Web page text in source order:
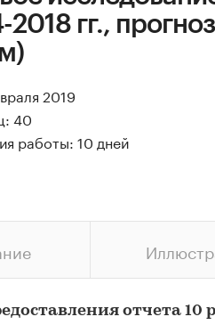
гг.,
2019
40
работы: 10 дней
отчета 10